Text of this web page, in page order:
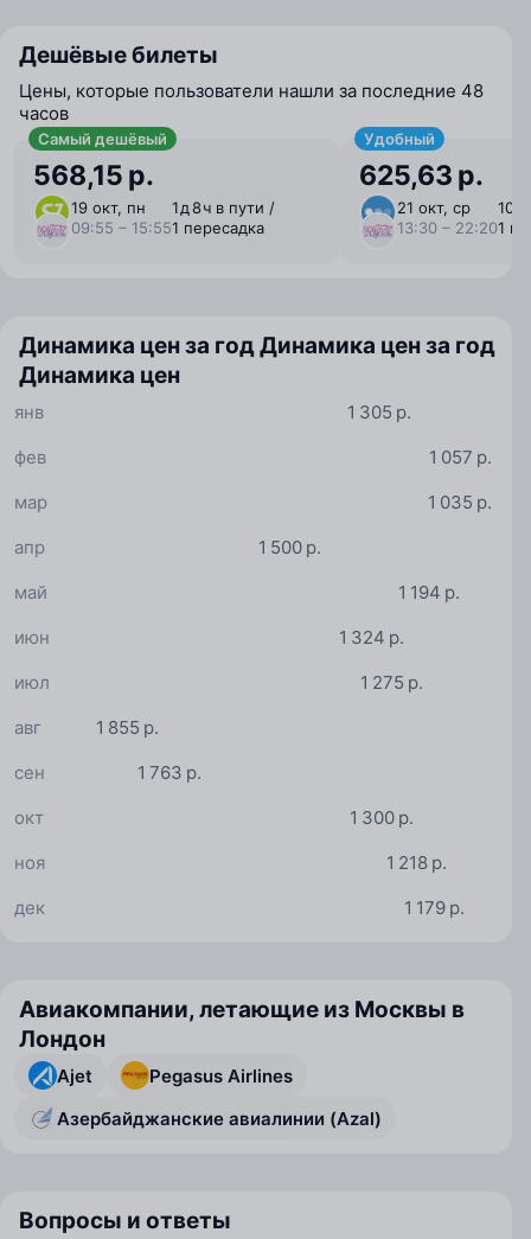
Дешёвые билеты
Цены, которые пользователи нашли за последние 48
часов
Самый дешёвый
568,15 р.
19 окт, пн
09:55 – 15:55
1 ⁠д 8 ⁠ч в пути /
1 пересадка
Удобный
625,63 р.
21 окт, ср
13:30 – 22:20
10
1
Динамика цен за годДинамика цен за год
Динамика цен
1 305 р.
янв
1 057 р.
фев
1 035 р.
мар
1 500 р.
апр
1 194 р.
май
1 324 р.
июн
1 275 р.
июл
1 855 р.
авг
1 763 р.
сен
1 300 р.
окт
1 218 р.
ноя
1 179 р.
дек
Авиакомпании, летающие из Москвы в
Лондон
Ajet
Pegasus Airlines
Азербайджанские авиалинии (Azal)
Вопросы и ответы